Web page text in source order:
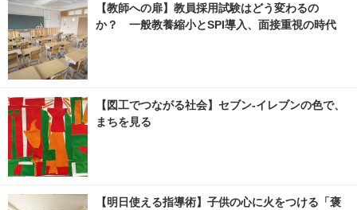
【教師への扉】教員採用試験はどう変わるの
か？ 一般教養縮小とSPI導入、面接重視の時代
【図工でつながる社会】セブン‐イレブンの色で、
まちを見る
【明日使える指導術】子供の心に火をつける「褒